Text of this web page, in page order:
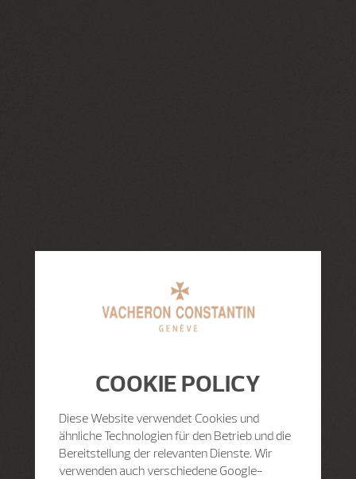
COOKIE POLICY
Diese Website verwendet Cookies und
ähnliche Technologien für den Betrieb und die
Bereitstellung der relevanten Dienste. Wir
verwenden auch verschiedene Google-